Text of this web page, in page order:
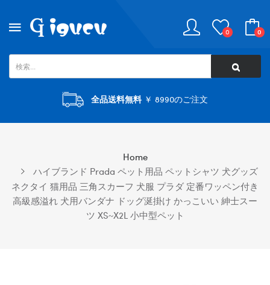
0 0
全品送料無料￥ 8990のご注文
Home
ハイブランド Prada ペット用品 ペットシャツ 犬グッズ
ネクタイ 猫用品 三角スカーフ 犬服 プラダ 定番ワッペン付き
高級感溢れ 犬用バンダナ ドッグ涎掛け かっこいい 紳士スー
ツ XS~X2L 小中型ペット